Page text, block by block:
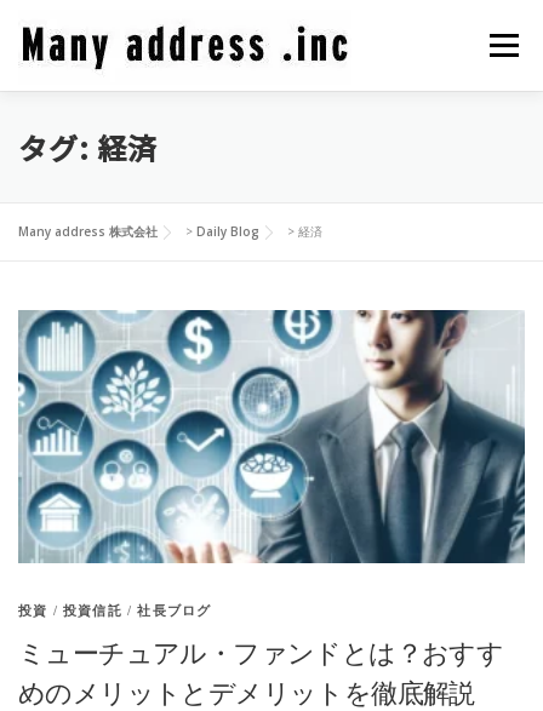
ン
メニュ
COMPANY PROFILE
PRIVACY POLICY
タグ: 経済
Many address 株式会社 > Daily Blog > 経済
投資 /投資信託 /社長ブログ
ミューチュアル・ファンドとは？おすす
めのメリットとデメリットを徹底解説